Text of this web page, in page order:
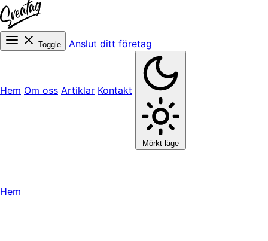
Toggle Anslut ditt företag
Hem Om oss Artiklar Kontakt
Mörkt läge
Hem